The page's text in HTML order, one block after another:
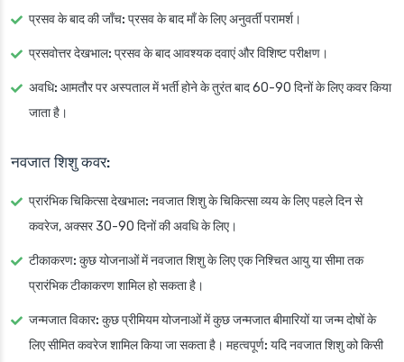
प्रसव के बाद की जाँच: प्रसव के बाद माँ के लिए अनुवर्ती परामर्श।
प्रसवोत्तर देखभाल: प्रसव के बाद आवश्यक दवाएं और विशिष्ट परीक्षण।
अवधि: आमतौर पर अस्पताल में भर्ती होने के तुरंत बाद 60-90 दिनों के लिए कवर किया
जाता है।
नवजात शिशु कवर:
प्रारंभिक चिकित्सा देखभाल: नवजात शिशु के चिकित्सा व्यय के लिए पहले दिन से
कवरेज, अक्सर 30-90 दिनों की अवधि के लिए।
टीकाकरण: कुछ योजनाओं में नवजात शिशु के लिए एक निश्चित आयु या सीमा तक
प्रारंभिक टीकाकरण शामिल हो सकता है।
जन्मजात विकार: कुछ प्रीमियम योजनाओं में कुछ जन्मजात बीमारियों या जन्म दोषों के
लिए सीमित कवरेज शामिल किया जा सकता है। महत्वपूर्ण: यदि नवजात शिशु को किसी